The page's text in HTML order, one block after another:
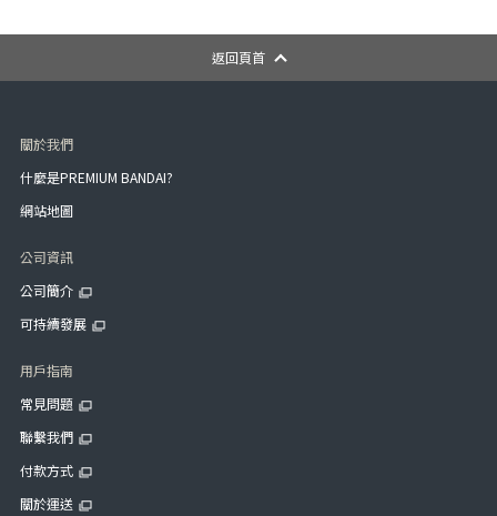
返回頁首
關於我們
什麼是PREMIUM BANDAI?
網站地圖
公司資訊
公司簡介
可持續發展
用戶指南
常見問題
聯繫我們
付款方式
關於運送